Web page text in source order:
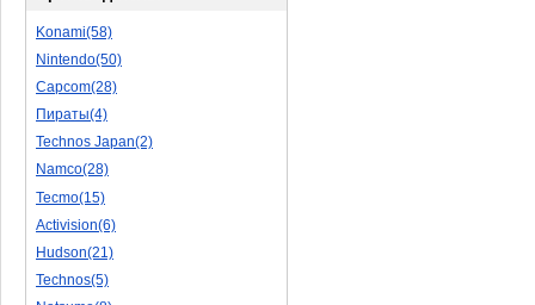
Мультфильм(20)
Роботы(15)
Дебильные(1)
2D(164)
На Русском Языке(11)
Бокс(6)
Карате(11)
Избей Их Всех(22)
Мотокросс(4)
Реслинг(10)
Konami(58)
Nintendo(50)
Capcom(28)
Пираты(4)
Technos Japan(2)
Namco(28)
Tecmo(15)
Activision(6)
Hudson(21)
Technos(5)